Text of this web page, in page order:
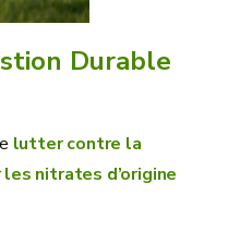
Durable
lutter contre la
nitrates d’origine